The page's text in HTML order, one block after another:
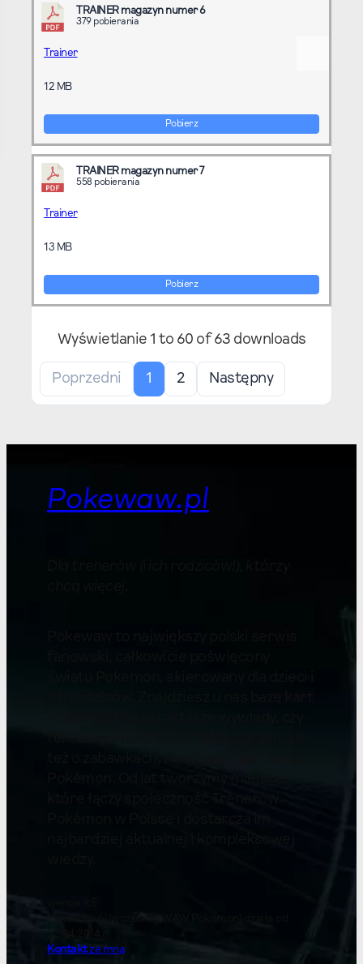
TRAINER magazyn numer 6
379 pobierania
Trainer
12 MB
Pobierz
TRAINER magazyn numer 7
558 pobierania
Trainer
13 MB
Pobierz
Wyświetlanie 1 to 60 of 63 downloads
Poprzedni 1 2 Następny
Pokewaw.pl
Kontaktze mną